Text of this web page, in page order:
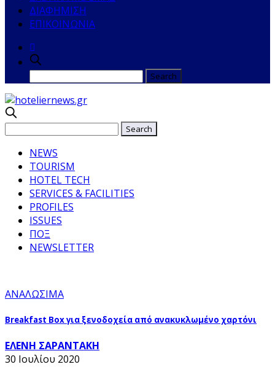
ΔΙΑΦΗΜΙΣΗ
ΕΠΙΚΟΙΝΩΝΙΑ
NEWS
TOURISM
HOTEL TECH
SERVICES & FACILITIES
PROFILES
ISSUES
ΠΟΞ
NEWSLETTER
ΑΝΑΛΩΣΙΜΑ
Breakfast Box για ξενοδοχεία από ανακυκλωμένο χαρτόνι
ΕΛΕΝΗ ΣΑΡΑΝΤΑΚΗ
30 Ιουλίου 2020